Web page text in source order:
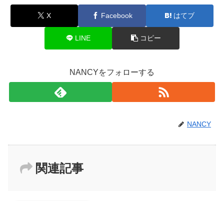
X Facebook はてブ
LINE コピー
NANCYをフォローする
NANCY
関連記事